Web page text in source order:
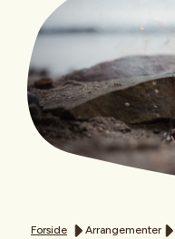
Forside Arrangementer